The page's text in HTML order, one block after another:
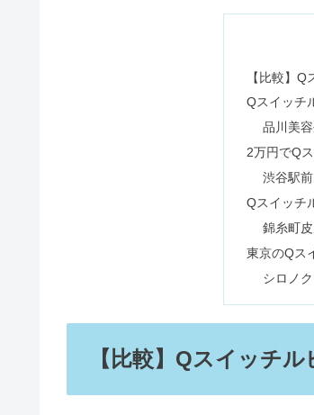
TOCCA（トッカ
バケットハットが
リビジョンのビタ
【比較】
Qスイッチ
品川美
2万円でQ
渋谷駅
Qスイッチ
錦糸町
東京のQス
シロノ
【比較】Qスイッチ